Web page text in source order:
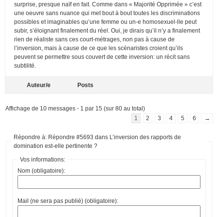
surprise, presque naïf en fait. Comme dans « Majorité Opprimée » c’est
une oeuvre sans nuance qui met bout à bout toutes les discriminations
possibles et imaginables qu’une femme ou un-e homosexuel-lle peut
subir, s’éloignant finalement du réel. Oui, je dirais qu’il n’y a finalement
rien de réaliste sans ces court-métrages, non pas à cause de
l’inversion, mais à cause de ce que les scénaristes croient qu’ils
peuvent se permettre sous couvert de cette inversion: un récit sans
subtilité.
Auteur/e Posts
Affichage de 10 messages - 1 par 15 (sur 80 au total)
1
2 3 4 5 6 →
Répondre à: Répondre #5693 dans L’inversion des rapports de
domination est-elle pertinente ?
Vos informations:
Nom (obligatoire):
Mail (ne sera pas publié) (obligatoire):